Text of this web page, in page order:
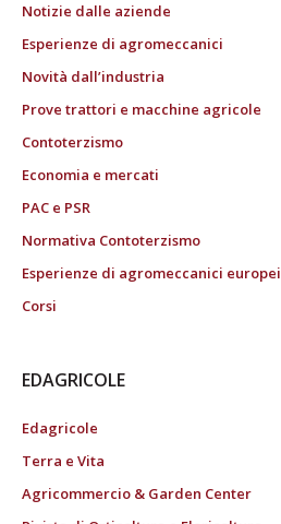
Notizie dalle aziende
Esperienze di agromeccanici
Novità dall’industria
Prove trattori e macchine agricole
Contoterzismo
Economia e mercati
PAC e PSR
Normativa Contoterzismo
Esperienze di agromeccanici europei
Corsi
EDAGRICOLE
Edagricole
Terra e Vita
Agricommercio & Garden Center